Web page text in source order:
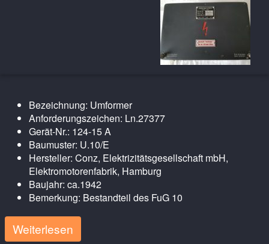
Bezeichnung: Umformer
Anforderungszeichen: Ln.27377
Gerät-Nr.: 124-15 A
Baumuster: U.10/E
Hersteller: Conz, Elektrizitätsgesellschaft mbH,
Elektromotorenfabrik, Hamburg
Baujahr: ca.1942
Bemerkung: Bestandteil des FuG 10
Weiterlesen